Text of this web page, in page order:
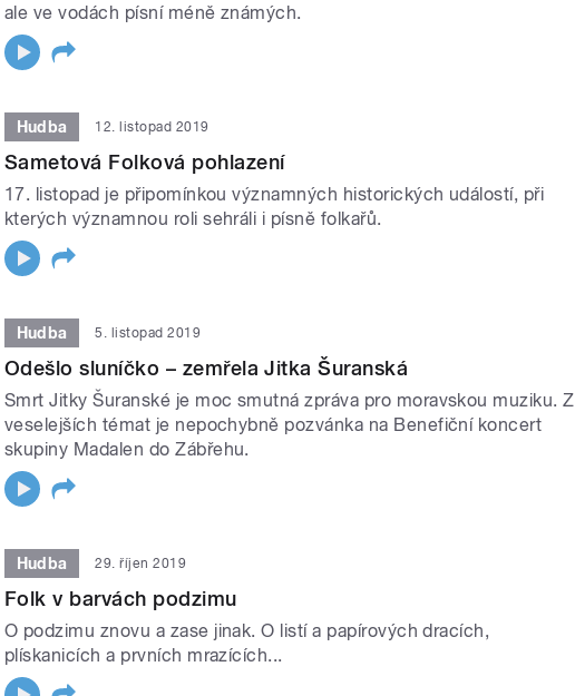
ale ve vodách písní méně známých.
Hudba 12. listopad 2019
Sametová Folková pohlazení
17. listopad je připomínkou významných historických událostí, při
kterých významnou roli sehráli i písně folkařů.
Hudba 5. listopad 2019
Odešlo sluníčko – zemřela Jitka Šuranská
Smrt Jitky Šuranské je moc smutná zpráva pro moravskou muziku. Z
veselejších témat je nepochybně pozvánka na Benefiční koncert
skupiny Madalen do Zábřehu.
Hudba 29. říjen 2019
Folk v barvách podzimu
O podzimu znovu a zase jinak. O listí a papírových dracích,
plískanicích a prvních mrazících...